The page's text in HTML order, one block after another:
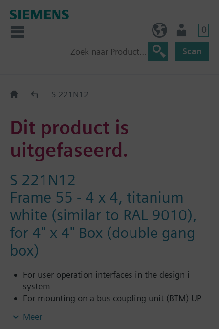
0
Scan
Old2NewS 221N12
Dit product is
uitgefaseerd.
S 221N12
Frame 55 - 4 x 4, titanium
white (similar to RAL 9010),
for 4" x 4" Box (double gang
box)
For user operation interfaces in the design i-
system
For mounting on a bus coupling unit (BTM) UP
Meer